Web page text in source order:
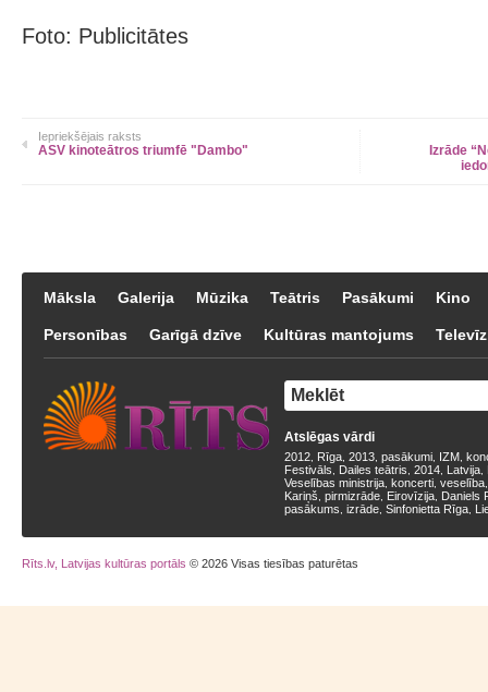
Foto: Publicitātes
Iepriekšējais raksts
ASV kinoteātros triumfē "Dambo"
Izrāde
Māksla Galerija Mūzika Teātris Pasākumi Kino
Personības Garīgā dzīve Kultūras mantojums
Atslēgas vārdi
2012 Rīga 2013 pasākumi IZM
Festivāls
Dailes teātris 2014 Latvija
Veselības ministrija koncerti veselība
Kariņš pirmizrāde Eirovīzija Daniels
pasākums izrāde Sinfonietta Rīga
Rīts.lv, Latvijas kultūras portāls © 2026 Visas tiesības paturētas